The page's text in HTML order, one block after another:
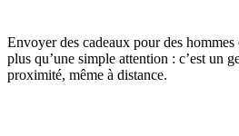
Envoyer des cadeaux pour des
plus qu’une simple attention : c’est un
proximité, même à distance.